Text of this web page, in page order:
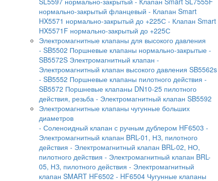
нормально-закрытый фланцевый - Клапан Smart
HX5571 нормально-закрытый до +225С - Клапан Smart
HX5571F нормально-закрытый до +225С
Электромагнитные клапаны для высокого давления
- SB5502 Поршневые клапаны нормально-закрытые -
SB5572S Электромагнитный клапан -
Электромагнитный клапан высокого давления SB5562s
- SB5552 Поршневые клапаны пилотного действия -
SB5572 Поршневые клапаны DN10-25 пилотного
действия, резьба - Электромагнитный клапан SB5592
Электромагнитные клапаны чугунные больших
диаметров
- Соленоидный клапан с ручным дублером HF6503 -
Электромагнитный клапан BRL-01, НЗ, пилотного
действия - Электромагнитный клапан BRL-02, НО,
пилотного действия - Электромагнитный клапан BRL-
05, НЗ, пилотного действия - Электромагнитный
клапан SMART HF6502 - HF6504 Чугунные клапаны